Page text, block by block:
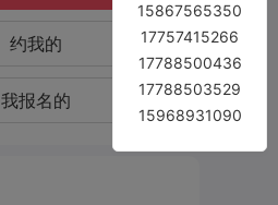
约我的
我报名的
15867565350
17757415266
17788500436
17788503529
15968931090